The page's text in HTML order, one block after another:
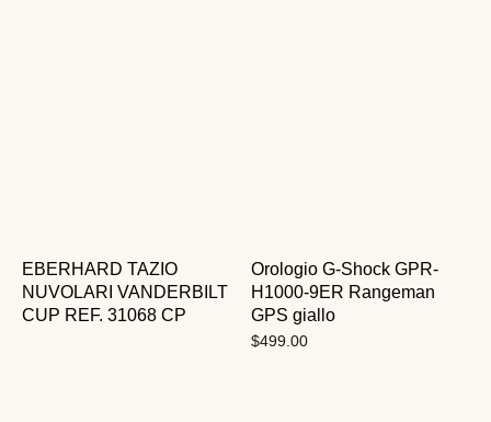
EBERHARD TAZIO
NUVOLARI VANDERBILT
CUP REF. 31068 CP
Orologio G-Shock GPR-
H1000-9ER Rangeman
GPS giallo
$499.00